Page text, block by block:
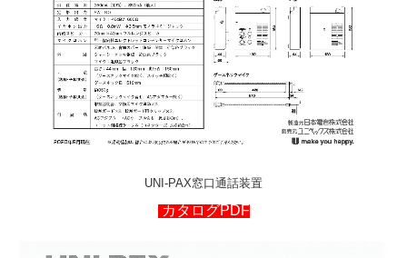
UNI-PAX窓口通話装置
カタログPDF